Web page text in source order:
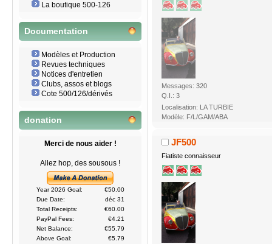
La boutique 500-126
Documentation
Modèles et Production
Revues techniques
Notices d'entretien
Clubs, assos et blogs
Cote 500/126/dérivés
donation
Merci de nous aider !
Allez hop, des sousous !
Year 2026 Goal:
€50.00
Due Date:
déc 31
Total Receipts:
€60.00
PayPal Fees:
€4.21
Net Balance:
€55.79
Above Goal:
€5.79
Messages: 320
Q.I.: 3
Localisation: LA TURBIE
Modèle: F/L/GAM/ABA
JF500
Fiatiste connaisseur